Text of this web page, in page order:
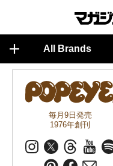
All Brands
毎月9日発売
1976年創刊